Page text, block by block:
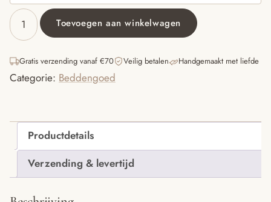
DEKEN
BOUCLÉ
OFFWHITE
-
Toevoegen aan winkelwagen
Gratis verzending vanaf €70 Veilig betalen Handgemaakt met liefde
Categorie: Beddengoed
Productdetails
Verzending & levertijd